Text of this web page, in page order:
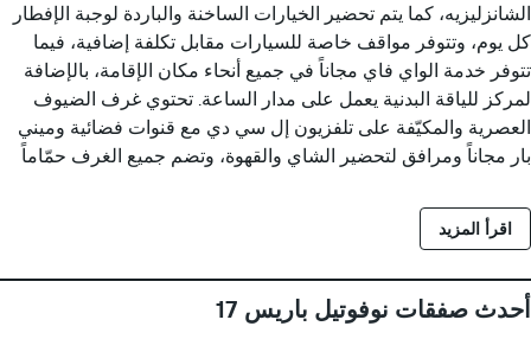
الشانزليزيه، كما يتم تحضير الخيارات الساخنة والباردة لوجبة الإفطار
كل يوم، وتتوفر مواقف خاصة للسيارات مقابل تكلفة إضافية، فيما
تتوفر خدمة الواي فاي مجاناً في جميع أنحاء مكان الإقامة، بالإضافة
لمركز للياقة البدنية يعمل على مدار الساعة. تحتوي غرف الضيوف
العصرية والمكيّفة على تلفزيون إل سي دي مع قنوات فضائية وميني
بار مجاناً ومرافق لتحضير الشاي والقهوة، وتضم جميع الغرف حمّاماً
Carvi خيارات صحية، وتتوفر المأكولات الفرنسية في المطعم ذو قائمة
الخفيفة طوال اليوم، ويمكن للضيوف في المساء الاسترخاء على
كرسي بذراعين في بار الصالة والاستمتاع بكوكتيل خاص بمكان
اقرأ المزيد
أحدث صفقات نوفوتيل باريس 17